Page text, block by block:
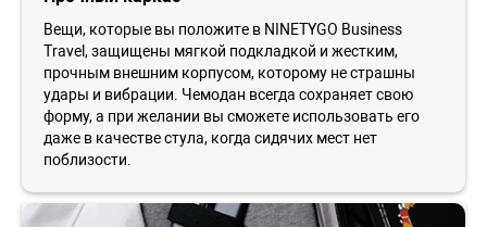
Вещи, которые вы положите в NINETYGO Business
Travel, защищены мягкой подкладкой и жестким,
прочным внешним корпусом, которому не страшны
удары и вибрации. Чемодан всегда сохраняет свою
форму, а при желании вы сможете использовать его
даже в качестве стула, когда сидячих мест нет
поблизости.